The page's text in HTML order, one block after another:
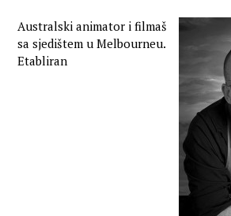
Australski animator i filmaš
sa sjedištem u Melbourneu.
Etabliran